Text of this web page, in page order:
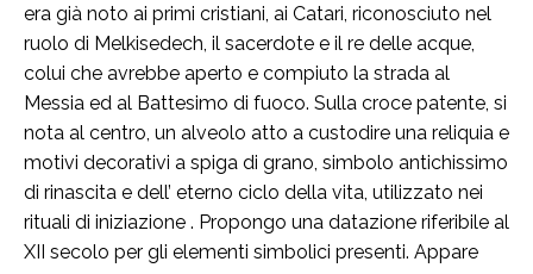
era già noto ai primi cristiani, ai Catari, riconosciuto nel
ruolo di Melkisedech, il sacerdote e il re delle acque,
colui che avrebbe aperto e compiuto la strada al
Messia ed al Battesimo di fuoco. Sulla croce patente, si
nota al centro, un alveolo atto a custodire una reliquia e
motivi decorativi a spiga di grano, simbolo antichissimo
di rinascita e dell’ eterno ciclo della vita, utilizzato nei
rituali di iniziazione . Propongo una datazione riferibile al
XII secolo per gli elementi simbolici presenti. Appare